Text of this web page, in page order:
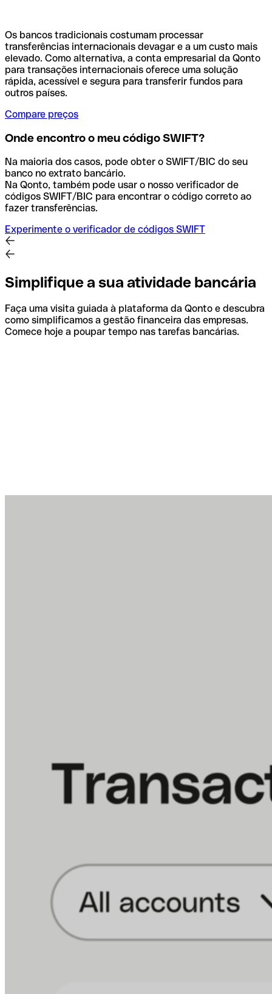
Os bancos tradicionais costumam processar
transferências internacionais devagar e a um custo mais
elevado. Como alternativa, a conta empresarial da Qonto
para transações internacionais oferece uma solução
rápida, acessível e segura para transferir fundos para
outros países.
Compare preços
Onde encontro o meu código SWIFT?
Na maioria dos casos, pode obter o SWIFT/BIC do seu
banco no extrato bancário.
Na Qonto, também pode usar o nosso verificador de
códigos SWIFT/BIC para encontrar o código correto ao
fazer transferências.
Experimente o verificador de códigos SWIFT
Simplifique a sua atividade bancária
Faça uma visita guiada à plataforma da Qonto e descubra
como simplificamos a gestão financeira das empresas.
Comece hoje a poupar tempo nas tarefas bancárias.